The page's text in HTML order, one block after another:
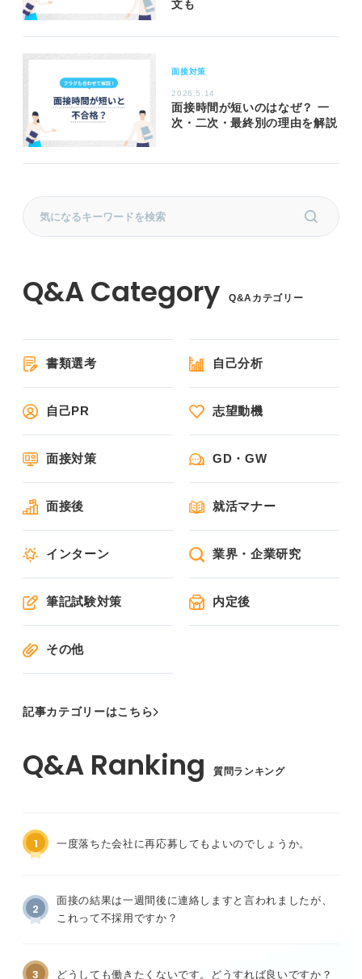
文も
面接対策
2026.5.14
面接時間が短いのはなぜ？ 一
次・二次・最終別の理由を解説
Q&Aカテゴリー
書類選考 自己分析
自己PR 志望動機
面接対策 GD・GW
面接後 就活マナー
インターン 業界・企業研究
筆記試験対策 内定後
その他
記事カテゴリーはこちら
質問ランキング
1 一度落ちた会社に再応募してもよいのでしょうか。
2
面接の結果は一週間後に連絡しますと言われましたが、
これって不採用ですか？
3 どうしても働きたくないです。どうすれば良いですか？